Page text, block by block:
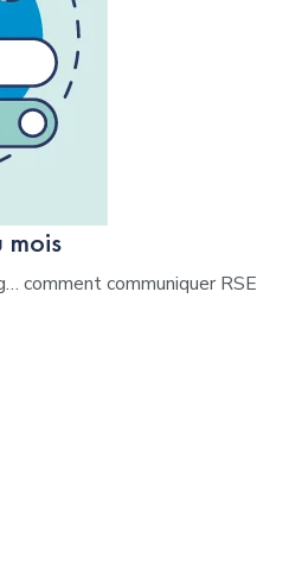
mois
comment communiquer RSE